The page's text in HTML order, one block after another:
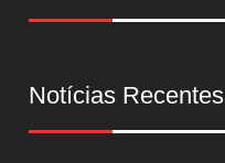
Notícias Recentes